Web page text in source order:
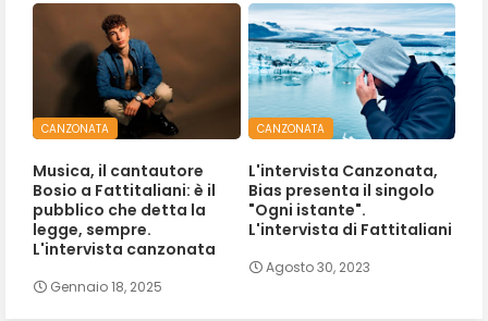
CANZONATA
Musica, il cantautore
Bosio a Fattitaliani: è il
pubblico che detta la
legge, sempre.
L'intervista canzonata
Gennaio 18, 2025
CANZONATA
L'intervista Canzonata,
Bias presenta il singolo
"Ogni istante".
L'intervista di Fattitaliani
Agosto 30, 2023